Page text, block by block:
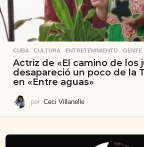
CUBA ,CULTURA ,ENTRETENIMIENTO ,GENTE
Actriz de «El camino de los
desapareció un poco de la
en «Entre aguas»
por Ceci Villanelle